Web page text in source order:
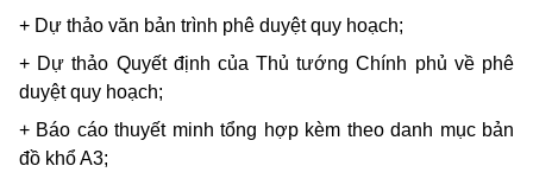
+ Dự thảo văn bản trình phê duyệt quy hoạch;
+ Dự thảo Quyết định của Thủ tướng Chính phủ về phê
duyệt quy hoạch;
+ Báo cáo thuyết minh tổng hợp kèm theo danh mục bản
đồ khổ A3;